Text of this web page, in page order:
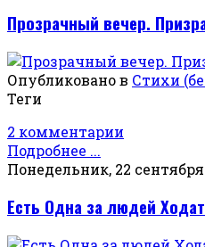
Прозрачный вечер.
Опубликовано в Стихи
Теги
2 комментарии
Подробнее ...
Понедельник, 22 сентября
Есть Одна за людей